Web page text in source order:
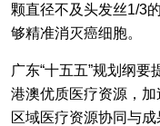
颗直径不及头发丝1/3
够精准消灭癌细胞。
广东“十五五”规划纲
港澳优质医疗资源，
区域医疗资源协同与成